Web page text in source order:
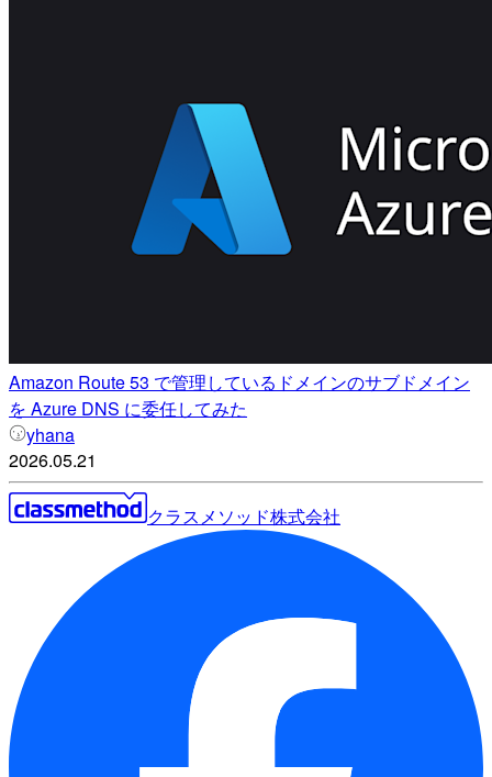
Amazon Route 53 で管理しているドメインのサブドメイン
を Azure DNS に委任してみた
yhana
2026.05.21
クラスメソッド株式会社